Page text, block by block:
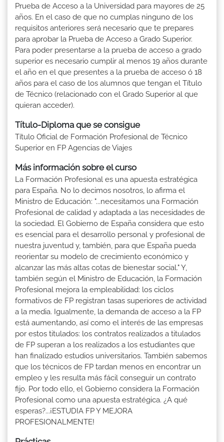
Prueba de Acceso a la Universidad para mayores de 25
años. En el caso de que no cumplas ninguno de los
requisitos anteriores será necesario que te prepares
para aprobar la Prueba de Acceso a Grado Superior.
Para poder presentarse a la prueba de acceso a grado
superior es necesario cumplir al menos 19 años durante
el año en el que presentes a la prueba de acceso ó 18
años para el caso de los alumnos que tengan el Título
de Técnico (relacionado con el Grado Superior al que
quieran acceder).
Título-Diploma que se consigue
Título Oficial de Formación Profesional de Técnico
Superior en FP Agencias de Viajes
Más información sobre el curso
La Formación Profesional es una apuesta estratégica
para España. No lo decimos nosotros, lo afirma el
Ministro de Educación: "...necesitamos una Formación
Profesional de calidad y adaptada a las necesidades de
la sociedad. El Gobierno de España considera que esto
es esencial para el desarrollo personal y profesional de
nuestra juventud y, también, para que España pueda
reorientar su modelo de crecimiento económico y
alcanzar las más altas cotas de bienestar social." Y,
también según el Ministro de Educación, la Formación
Profesional mejora la empleabilidad: los ciclos
formativos de FP registran tasas superiores de actividad
a la media. Igualmente, la demanda de acceso a la FP
está aumentando, así como el interés de las empresas
por estos titulados: los contratos realizados a titulados
de FP superan a los realizados a los estudiantes que
han finalizado estudios universitarios. También sabemos
que los técnicos de FP tardan menos en encontrar un
empleo y les resulta más fácil conseguir un contrato
fijo. Por todo ello, el Gobierno considera la Formación
Profesional como una apuesta estratégica. ¿A qué
esperas?...¡ESTUDIA FP Y MEJORA
PROFESIONALMENTE!